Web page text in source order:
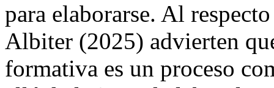
para elaborarse. Al
Albiter (2025) advierten
formativa es un proceso